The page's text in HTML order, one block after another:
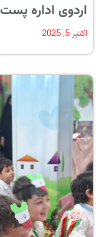
اردوی اداره پست
اکتبر 5, 2025